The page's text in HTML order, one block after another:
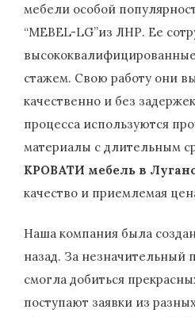
мебели особой
“MEBEL-LG”из ЛНР. Ее
стажем. Свою работу они
качественно и без
процесса используются
материалы с длительным
КРОВАТИ мебель в
качество и приемлемая
Наша компания была
назад. За незначительный
смогла добиться
поступают заявки из